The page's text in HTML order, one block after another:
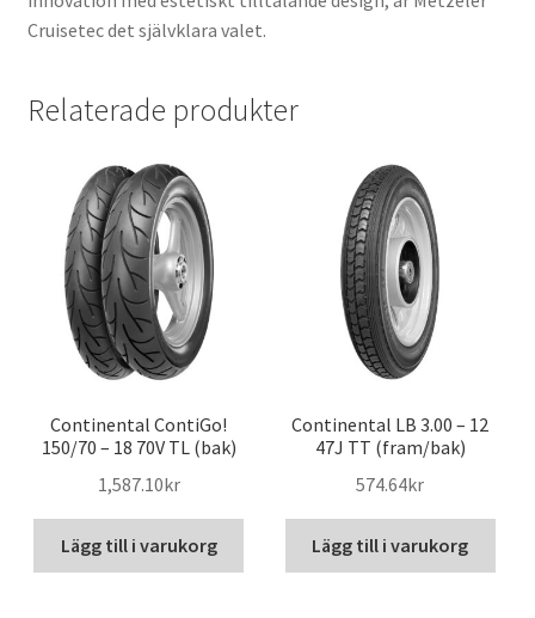
Cruisetec det självklara valet.
Relaterade produkter
Continental ContiGo!
150/70 – 18 70V TL (bak)
1,587.10kr
Lägg till i varukorg
Continental LB 3.00 – 12
47J TT (fram/bak)
574.64kr
Lägg till i varukorg